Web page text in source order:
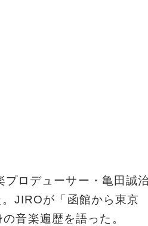
ロデューサー・亀田誠
JIROが「函館から東京
音楽遍歴を語った。